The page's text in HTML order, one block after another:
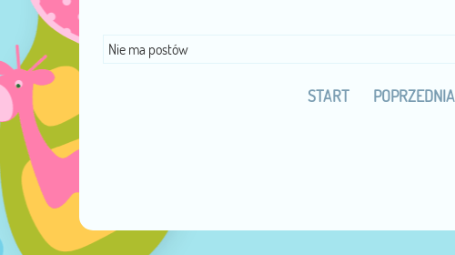
Nie ma postów
START POPRZEDNIA